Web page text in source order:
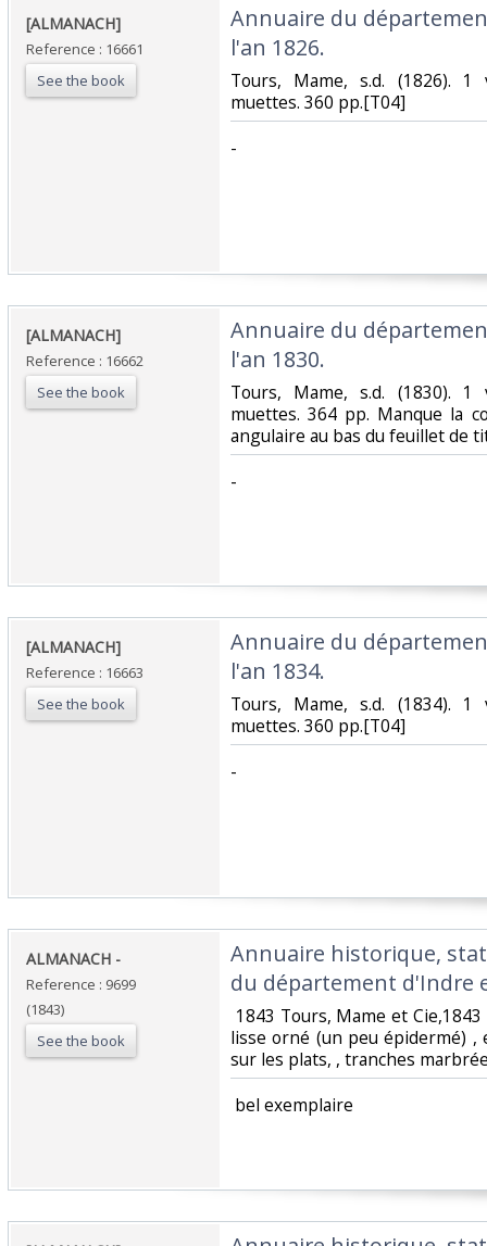
‎[ALMANACH]‎
Reference : 16661
See the book
‎Annuaire du
l'an 1826.‎
‎Tours, Mame, s.d. (1826).
muettes. 360 pp.[T04]‎
‎-‎
‎[ALMANACH]‎
Reference : 16662
See the book
‎Annuaire du
l'an 1830.‎
‎Tours, Mame, s.d. (1830).
muettes. 364 pp. Manque la
angulaire au bas du feuillet de
‎-‎
‎[ALMANACH]‎
Reference : 16663
See the book
‎Annuaire du
l'an 1834.‎
‎Tours, Mame, s.d. (1834).
muettes. 360 pp.[T04]‎
‎-‎
‎ALMANACH - ‎
Reference : 9699
(1843)
See the book
‎Annuaire historique,
du département d'Indre
1843 Tours, Mame et
lisse orné (un peu épidermé) ,
sur les plats, , tranches
‎ bel exemplaire ‎